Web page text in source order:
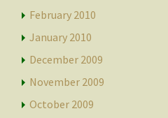
February 2010
January 2010
December 2009
November 2009
October 2009